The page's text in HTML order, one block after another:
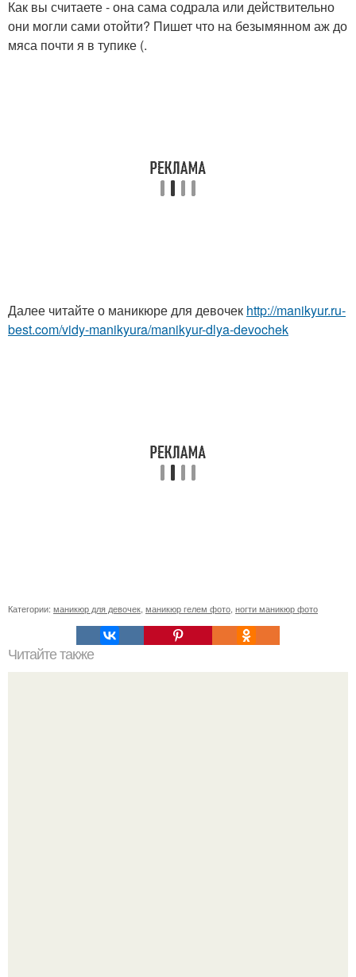
Как вы считаете - она сама содрала или действительно
они могли сами отойти? Пишет что на безымянном аж до
мяса почти я в тупике (.
Далее читайте о маникюре для девочек http://manikyur.ru-
best.com/vidy-manikyura/manikyur-dlya-devochek
Категории: маникюр для девочек маникюр гелем фото ногти маникюр фото
Читайте также